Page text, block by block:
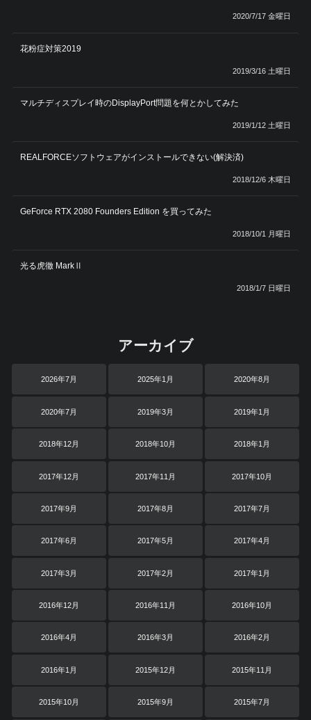
2020/7/17 金曜日
花粉症対策2019
2019/3/16 土曜日
マルチディスプレイ時のDisplayPort問題を何とかしてみた
2019/1/12 土曜日
REALFORCEソフトウェアがインストールできない(解決済)
2018/12/6 木曜日
GeForce RTX 2080 Founders Edition を買ってみた
2018/10/1 月曜日
光る虎徹 MarkⅡ
2018/1/7 日曜日
アーカイブ
2026年7月 2025年1月 2020年8月
2020年7月 2019年3月 2019年1月
2018年12月 2018年10月 2018年1月
2017年12月 2017年11月 2017年10月
2017年9月 2017年8月 2017年7月
2017年6月 2017年5月 2017年4月
2017年3月 2017年2月 2017年1月
2016年12月 2016年11月 2016年10月
2016年4月 2016年3月 2016年2月
2016年1月 2015年12月 2015年11月
2015年10月 2015年9月 2015年7月